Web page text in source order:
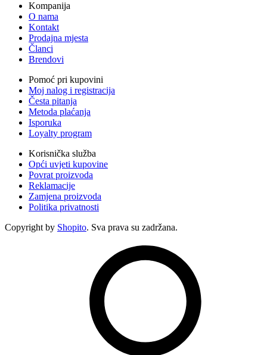
Kompanija
O nama
Kontakt
Prodajna mjesta
Članci
Brendovi
Pomoć pri kupovini
Moj nalog i registracija
Česta pitanja
Metoda plaćanja
Isporuka
Loyalty program
Korisnička služba
Opći uvjeti kupovine
Povrat proizvoda
Reklamacije
Zamjena proizvoda
Politika privatnosti
Copyright by Shopito. Sva prava su zadržana.